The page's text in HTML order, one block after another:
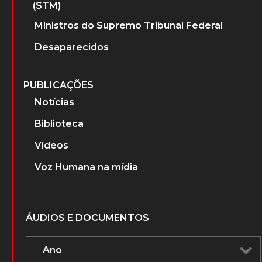
(STM)
Ministros do Supremo Tribunal Federal
Desaparecidos
PUBLICAÇÕES
Notícias
Biblioteca
Vídeos
Voz Humana na mídia
ÁUDIOS E DOCUMENTOS